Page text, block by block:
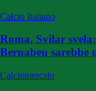
Calcio Italiano
Roma, Svilar
Bernabeu sarebbe
Calciomercato